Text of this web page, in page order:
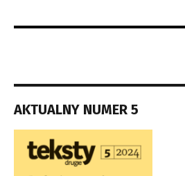
AKTUALNY NUMER 5